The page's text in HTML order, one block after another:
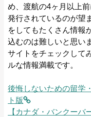
め、渡航の4ヶ月以上
発行されているのが望
をしてもたくさん情報
込むのは難しいと思い
サイトをチェックして
ルな情報満載です。
後悔しないための留学
ト版
【カナダ・バンクー